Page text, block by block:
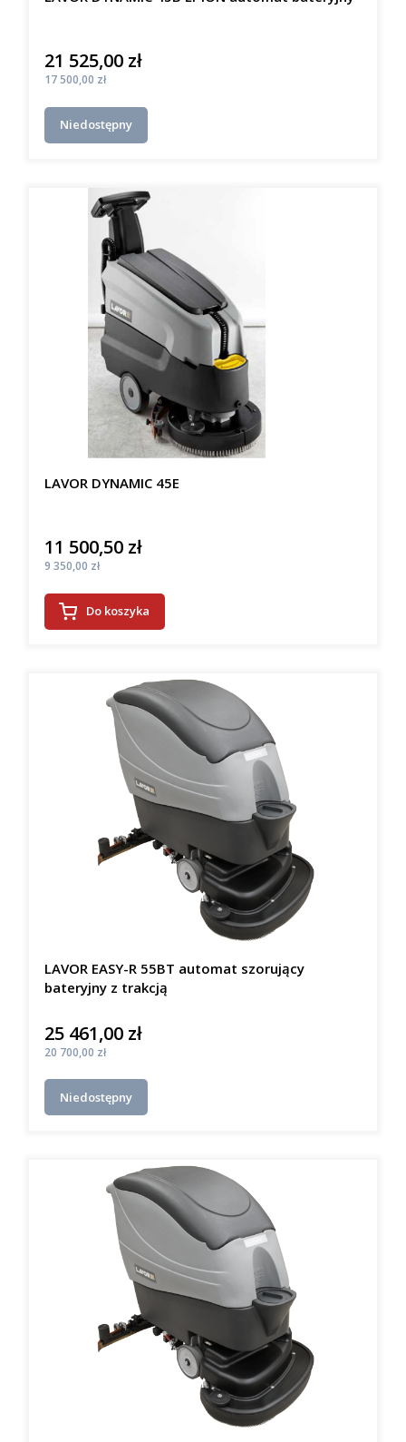
Cena
21 525,00 zł
Cena
17 500,00 zł
Niedostępny
LAVOR DYNAMIC 45E
Cena
11 500,50 zł
Cena
9 350,00 zł
Do koszyka
LAVOR EASY-R 55BT automat szorujący
bateryjny z trakcją
Cena
25 461,00 zł
Cena
20 700,00 zł
Niedostępny